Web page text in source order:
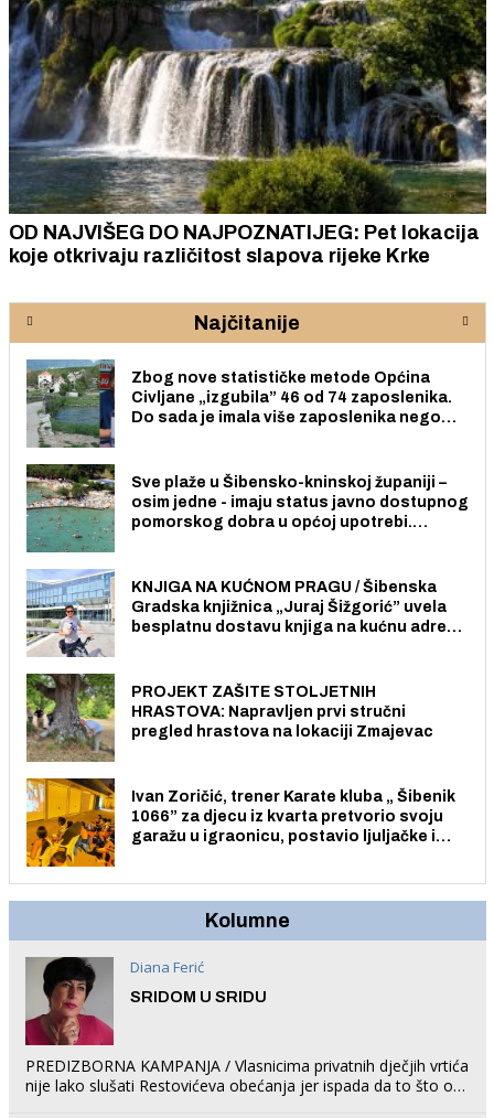
OD NAJVIŠEG DO NAJPOZNATIJEG: Pet lokacija
koje otkrivaju različitost slapova rijeke Krke
Najčitanije
Zbog nove statističke metode Općina
Civljane „izgubila” 46 od 74 zaposlenika.
Do sada je imala više zaposlenika nego
Sve plaže u Šibensko-kninskoj županiji –
osim jedne - imaju status javno dostupnog
pomorskog dobra u općoj upotrebi.
KNJIGA NA KUĆNOM PRAGU / Šibenska
Gradska knjižnica „Juraj Šižgorić” uvela
besplatnu dostavu knjiga na kućnu adresu
PROJEKT ZAŠITE STOLJETNIH
HRASTOVA: Napravljen prvi stručni
pregled hrastova na lokaciji Zmajevac
Ivan Zoričić, trener Karate kluba „ Šibenik
1066” za djecu iz kvarta pretvorio svoju
garažu u igraonicu, postavio ljuljačke i
Kolumne
Diana Ferić
SRIDOM U SRIDU
PREDIZBORNA KAMPANJA / Vlasnicima privatnih dječjih vrtića
nije lako slušati Restovićeva obećanja jer ispada da to što oni